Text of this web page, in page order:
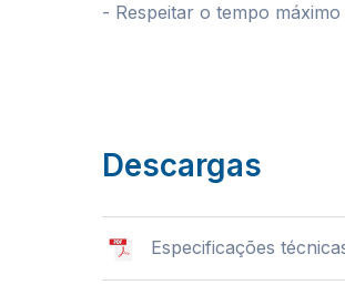
- Respeitar o tempo
Descargas
Especificações